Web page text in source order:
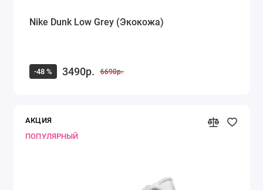
Nike Dunk Low Grey (Экокожа)
-48 % 3490р. 6690р.
АКЦИЯ
ПОПУЛЯРНЫЙ